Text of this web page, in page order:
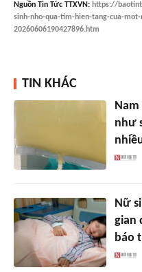
Nguồn Tin Tức TTXVN: https://
sinh-nho-qua-tim-hien-tang-cua-
20260606190427896.htm
TIN KHÁC
như
Nữ
gian
báo